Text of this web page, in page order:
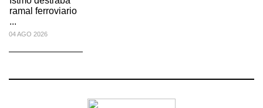
ramal ferroviario
...
04 AGO 2026